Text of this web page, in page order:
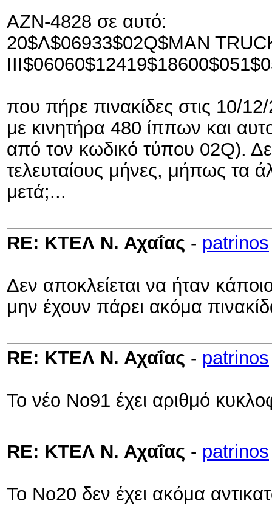
ΑΖΝ-4828 σε αυτό:
20$Λ$06933$02Q$MAN
που πήρε πινακίδες στις 10/
με κινητήρα 480 ίππων και
από τον κωδικό τύπου 02Q).
τελευταίους μήνες, μήπως τα
μετά;...
RE: ΚΤΕΛ Ν. Αχαΐας - patrinos
Δεν αποκλείεται να ήταν
μην έχουν πάρει ακόμα
RE: ΚΤΕΛ Ν. Αχαΐας - patrinos
Το νέο Νο91 έχει αριθμό
RE: ΚΤΕΛ Ν. Αχαΐας - patrinos
Το Νο20 δεν έχει ακόμα